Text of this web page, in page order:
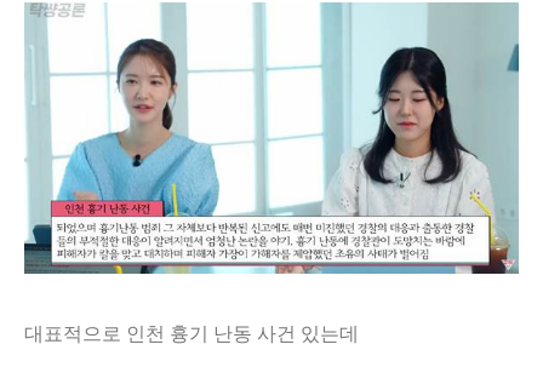
대표적으로 인천 흉기 난동 사건 있는데